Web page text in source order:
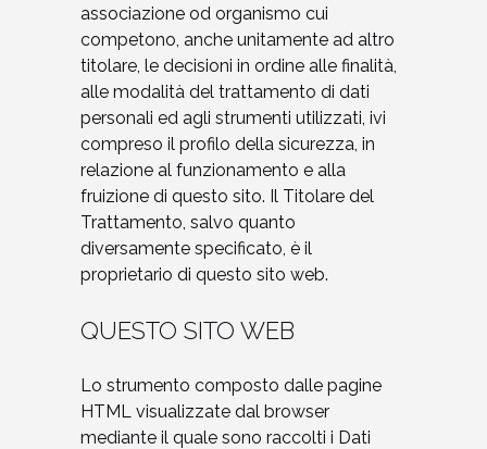
associazione od organismo cui
competono, anche unitamente ad altro
titolare, le decisioni in ordine alle finalità,
alle modalità del trattamento di dati
personali ed agli strumenti utilizzati, ivi
compreso il profilo della sicurezza, in
relazione al funzionamento e alla
fruizione di questo sito. Il Titolare del
Trattamento, salvo quanto
diversamente specificato, è il
proprietario di questo sito web.
QUESTO SITO WEB
Lo strumento composto dalle pagine
HTML visualizzate dal browser
mediante il quale sono raccolti i Dati